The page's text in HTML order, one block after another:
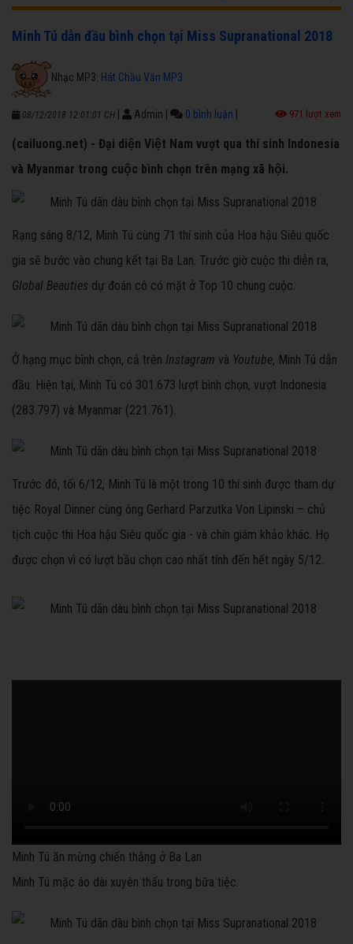
Minh Tú dẫn đầu bình chọn tại Miss Supranational 2018
Nhạc MP3: Hát Chầu Văn MP3
08/12/2018 12:01:01 CH Admin 0 bình luận 971 lượt xem
(cailuong.net) - Đại diện Việt Nam vượt qua thí sinh Indonesia
và Myanmar trong cuộc bình chọn trên mạng xã hội.
Rạng sáng 8/12, Minh Tú cùng 71 thí sinh của Hoa hậu Siêu quốc
gia sẽ bước vào chung kết tại Ba Lan. Trước giờ cuộc thi diễn ra,
Global Beauties dự đoán cô có mặt ở Top 10 chung cuộc.
Ở hạng mục bình chọn, cả trên Instagram và Youtube, Minh Tú dẫn
đầu. Hiện tại, Minh Tú có 301.673 lượt bình chọn, vượt Indonesia
(283.797) và Myanmar (221.761).
Trước đó, tối 6/12, Minh Tú là một trong 10 thí sinh được tham dự
tiệc Royal Dinner cùng ông Gerhard Parzutka Von Lipinski – chủ
tịch cuộc thi Hoa hậu Siêu quốc gia - và chín giám khảo khác. Họ
được chọn vì có lượt bầu chọn cao nhất tính đến hết ngày 5/12.
Minh Tú ăn mừng chiến thắng ở Ba Lan
Minh Tú mặc áo dài xuyên thấu trong bữa tiệc.